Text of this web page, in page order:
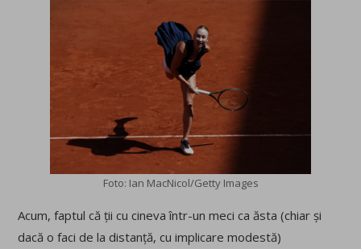
Foto: Ian MacNicol/Getty Images
Acum, faptul că ții cu cineva într-un meci ca ăsta (chiar și
dacă o faci de la distanță, cu implicare modestă)